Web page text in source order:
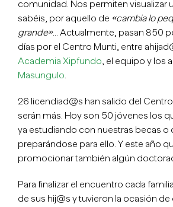
comunidad. Nos permiten visualizar
sabéis, por aquello de «cambia lo
grande»… Actualmente, pasan 850
días por el Centro Munti, entre
Academia Xipfundo, el equipo y los
Masungulo.
26 licendiad@s han salido del
serán más. Hoy son 50 jóvenes los
ya estudiando con nuestras becas o
preparándose para ello. Y este año
promocionar también algún
Para finalizar el encuentro cada
de sus hij@s y tuvieron la ocasión